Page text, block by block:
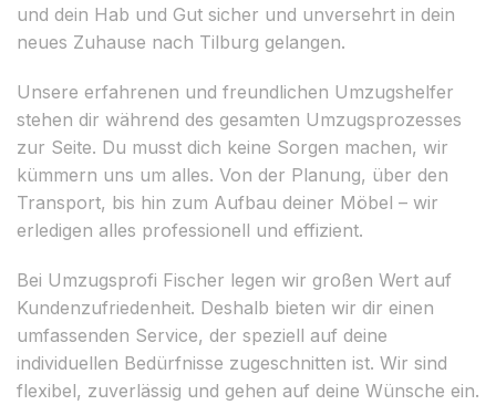
und dein Hab und Gut sicher und unversehrt in dein
neues Zuhause nach Tilburg gelangen.
Unsere erfahrenen und freundlichen Umzugshelfer
stehen dir während des gesamten Umzugsprozesses
zur Seite. Du musst dich keine Sorgen machen, wir
kümmern uns um alles. Von der Planung, über den
Transport, bis hin zum Aufbau deiner Möbel – wir
erledigen alles professionell und effizient.
Bei Umzugsprofi Fischer legen wir großen Wert auf
Kundenzufriedenheit. Deshalb bieten wir dir einen
umfassenden Service, der speziell auf deine
individuellen Bedürfnisse zugeschnitten ist. Wir sind
flexibel, zuverlässig und gehen auf deine Wünsche ein.